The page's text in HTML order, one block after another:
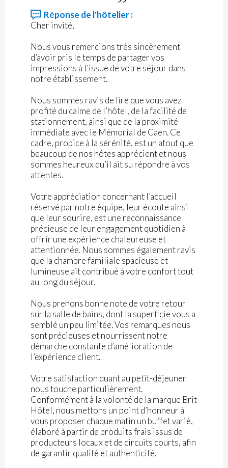
Réponse de l'hôtelier :
Cher invité,
Nous vous remercions très sincèrement
d’avoir pris le temps de partager vos
impressions à l’issue de votre séjour dans
notre établissement.
Nous sommes ravis de lire que vous avez
profité du calme de l’hôtel, de la facilité de
stationnement, ainsi que de la proximité
immédiate avec le Mémorial de Caen. Ce
cadre, propice à la sérénité, est un atout que
beaucoup de nos hôtes apprécient et nous
sommes heureux qu’il ait su répondre à vos
attentes.
Votre appréciation concernant l’accueil
réservé par notre équipe, leur écoute ainsi
que leur sourire, est une reconnaissance
précieuse de leur engagement quotidien à
offrir une expérience chaleureuse et
attentionnée. Nous sommes également ravis
que la chambre familiale spacieuse et
lumineuse ait contribué à votre confort tout
au long du séjour.
Nous prenons bonne note de votre retour
sur la salle de bains, dont la superficie vous a
semblé un peu limitée. Vos remarques nous
sont précieuses et nourrissent notre
démarche constante d’amélioration de
l’expérience client.
Votre satisfaction quant au petit-déjeuner
nous touche particulièrement.
Conformément à la volonté de la marque Brit
Hôtel, nous mettons un point d’honneur à
vous proposer chaque matin un buffet varié,
élaboré à partir de produits frais issus de
producteurs locaux et de circuits courts, afin
de garantir qualité et authenticité.